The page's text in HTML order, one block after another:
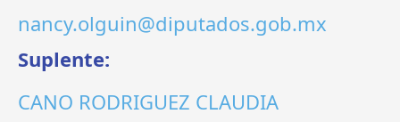
nancy.olguin@diputados.gob.mx
Suplente:
CANO RODRIGUEZ CLAUDIA